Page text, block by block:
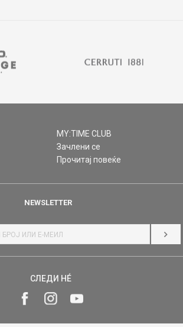
MY:TIME CLUB
Зачлени се
Прочитај повеќе
NEWSLETTER
СЛЕДИ НÉ